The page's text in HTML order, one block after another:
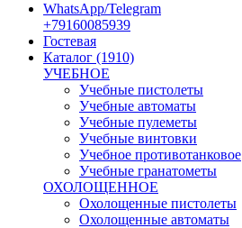
WhatsApp/Telegram
+79160085939
Гостевая
Каталог (1910)
УЧЕБНОЕ
Учебные пистолеты
Учебные автоматы
Учебные пулеметы
Учебные винтовки
Учебное противотанковое
Учебные гранатометы
ОХОЛОЩЕННОЕ
Охолощенные пистолеты
Охолощенные автоматы